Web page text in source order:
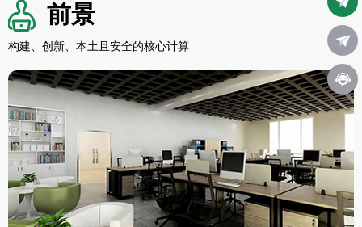
前景
构建、创新、本土且安全的核心计算